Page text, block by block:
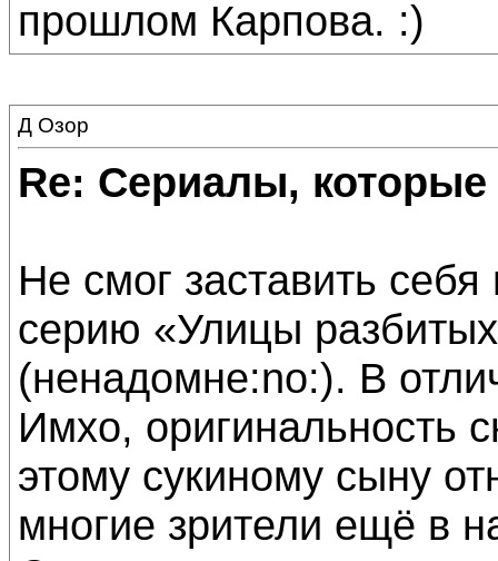
прошлом Карпова. :)
Д Озор
Re: Сериалы,
Не смог заставить
серию «Улицы
(ненадомне:no:). В
Имхо, оригинальность
этому сукиному сыну
многие зрители ещё в